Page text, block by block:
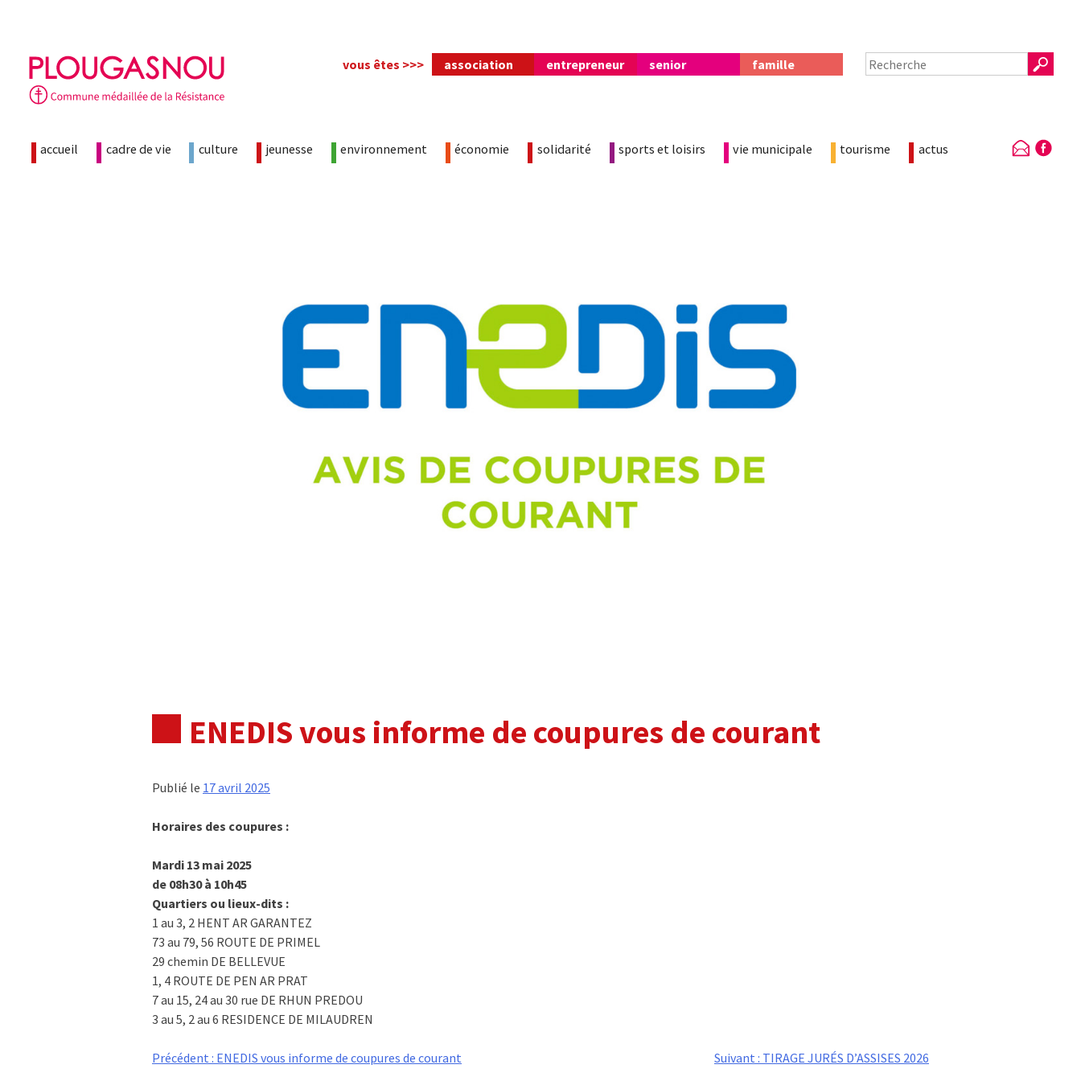
Skip
to
content
vous êtes >>> association entrepreneur senior famille
accueil cadre de vie culture jeunesse environnement économie solidarité sports et loisirs vie municipale tourisme actus
ENEDIS vous informe de coupures de courant
Publié le 17 avril 2025
Horaires des coupures :
Mardi 13 mai 2025
de 08h30 à 10h45
Quartiers ou lieux-dits :
1 au 3, 2 HENT AR GARANTEZ
73 au 79, 56 ROUTE DE PRIMEL
29 chemin DE BELLEVUE
1, 4 ROUTE DE PEN AR PRAT
7 au 15, 24 au 30 rue DE RHUN PREDOU
3 au 5, 2 au 6 RESIDENCE DE MILAUDREN
Navigation
Précédent : ENEDIS vous informe de coupures de courant Suivant : TIRAGE JURÉS D’ASSISES 2026